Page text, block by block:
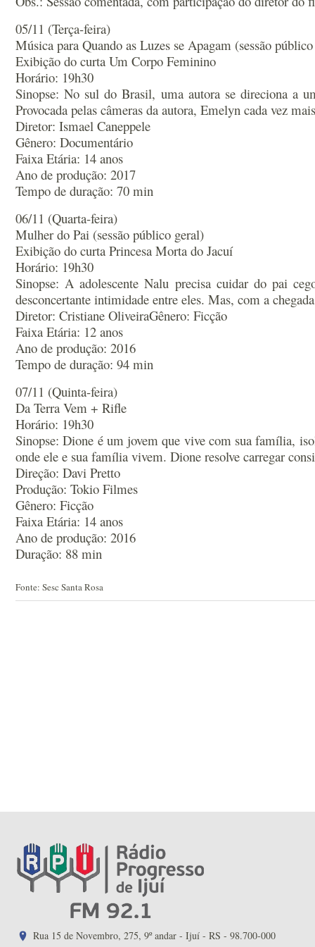
05/11 (Terça-feira)
Música para Quando as Luzes se Apagam (sessão
Exibição do curta Um Corpo Feminino
Horário: 19h30
Sinopse: No sul do Brasil, uma autora se direciona a
Provocada pelas câmeras da autora, Emelyn cada vez
Diretor: Ismael Caneppele
Gênero: Documentário
Faixa Etária: 14 anos
Ano de produção: 2017
Tempo de duração: 70 min
06/11 (Quarta-feira)
Mulher do Pai (sessão público geral)
Exibição do curta Princesa Morta do Jacuí
Horário: 19h30
Sinopse: A adolescente Nalu precisa cuidar do pai
desconcertante intimidade entre eles. Mas, com a
Diretor: Cristiane OliveiraGênero: Ficção
Faixa Etária: 12 anos
Ano de produção: 2016
Tempo de duração: 94 min
07/11 (Quinta-feira)
Da Terra Vem + Rifle
Horário: 19h30
Sinopse: Dione é um jovem que vive com sua família,
onde ele e sua família vivem. Dione resolve carregar
Direção: Davi Pretto
Produção: Tokio Filmes
Gênero: Ficção
Faixa Etária: 14 anos
Ano de produção: 2016
Duração: 88 min
Fonte: Sesc Santa Rosa
Rua 15 de Novembro, 275, 9º andar - Ijuí - RS - 98.700-000